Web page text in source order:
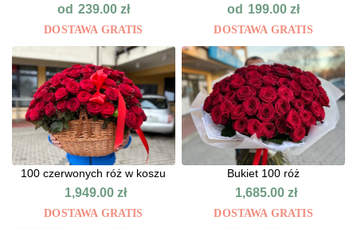
od 239.00 zł
DOSTAWA GRATIS
od 199.00zł
DOSTAWA GRATIS
100 czerwonych róż w koszu
1,949.00zł
DOSTAWA GRATIS
Bukiet 100 róż
1,685.00 zł
DOSTAWA GRATIS